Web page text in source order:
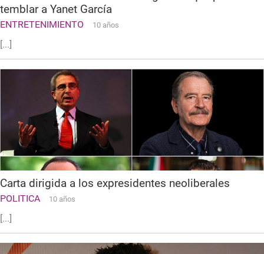
temblar a Yanet García
ENTRETENIMIENTO 10 años
[...]
Carta dirigida a los expresidentes neoliberales
POLITICA 10 años
[...]